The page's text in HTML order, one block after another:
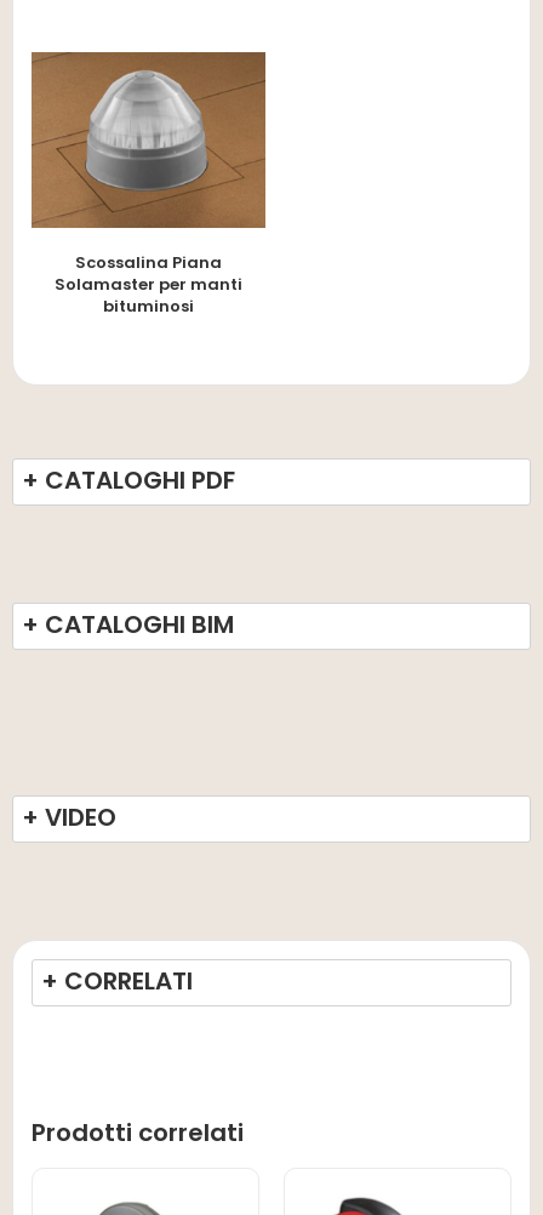
Scossalina Piana
Solamaster per manti
bituminosi
+ CATALOGHI PDF
+ CATALOGHI BIM
+ VIDEO
+ CORRELATI
Prodotti correlati